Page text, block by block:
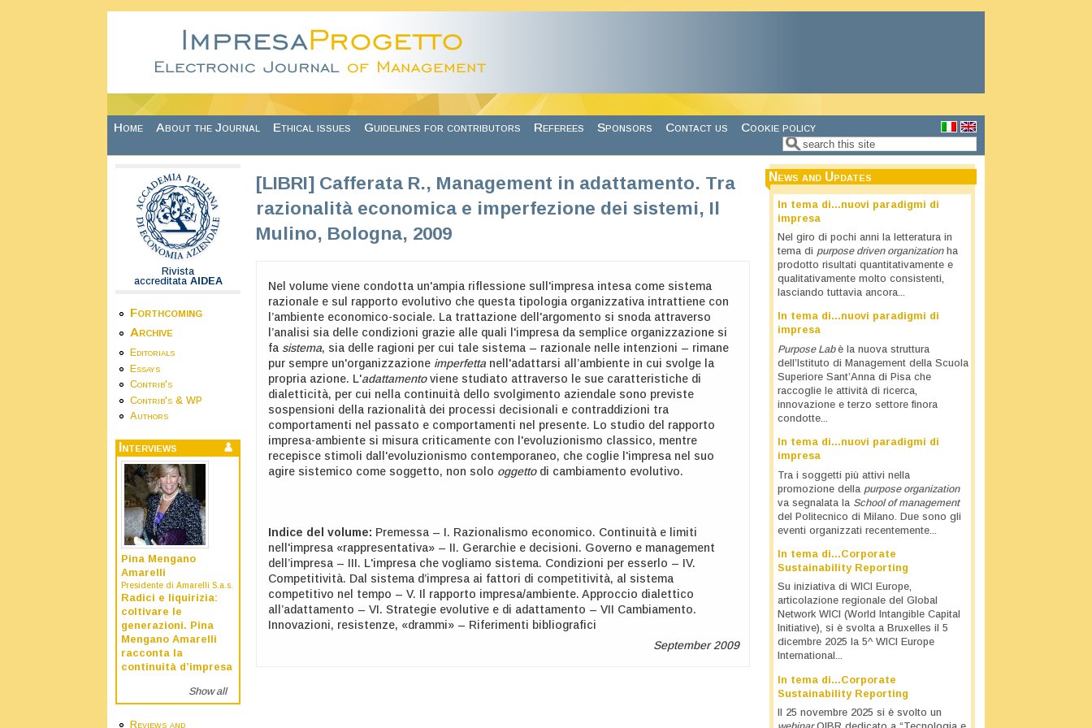
Home About the Journal Ethical issues Guidelines for contributors Referees Sponsors Contact us Cookie policy
Search form
Search
Rivista
accreditata AIDEA
Forthcoming
Archive
Editorials
Essays
Contrib's
Contrib's & WP
Authors
Interviews
Pina Mengano
Amarelli
Presidente di Amarelli S.a.s.
Radici e liquirizia:
coltivare le
generazioni. Pina
Mengano Amarelli
racconta la
continuità d’impresa
Show all
Reviews and
[LIBRI] Cafferata R., Management in adattamento. Tra
razionalità economica e imperfezione dei sistemi, Il
Mulino, Bologna, 2009
Nel volume viene condotta un'ampia riflessione sull'impresa intesa come sistema
razionale e sul rapporto evolutivo che questa tipologia organizzativa intrattiene con
l’ambiente economico-sociale. La trattazione dell'argomento si snoda attraverso
l’analisi sia delle condizioni grazie alle quali l'impresa da semplice organizzazione si
fa sistema, sia delle ragioni per cui tale sistema – razionale nelle intenzioni – rimane
pur sempre un'organizzazione imperfetta nell'adattarsi all’ambiente in cui svolge la
propria azione. L'adattamentoviene studiato attraverso le sue caratteristiche di
dialetticità, per cui nella continuità dello svolgimento aziendale sono previste
sospensioni della razionalità dei processi decisionali e contraddizioni tra
comportamenti nel passato e comportamenti nel presente. Lo studio del rapporto
impresa-ambiente si misura criticamente con l'evoluzionismo classico, mentre
recepisce stimoli dall'evoluzionismo contemporaneo, che coglie l'impresa nel suo
agire sistemico come soggetto, non solo oggettodi cambiamento evolutivo.
Indice del volume: Premessa – I. Razionalismo economico. Continuità e limiti
nell'impresa «rappresentativa» – II. Gerarchie e decisioni. Governo e management
dell’impresa – III. L'impresa che vogliamo sistema. Condizioni per esserlo – IV.
Competitività. Dal sistema d’impresa ai fattori di competitività, al sistema
competitivo nel tempo – V. Il rapporto impresa/ambiente. Approccio dialettico
all’adattamento – VI. Strategie evolutive e di adattamento – VII Cambiamento.
Innovazioni, resistenze, «drammi» – Riferimenti bibliografici
September 2009
News and Updates
In tema di…nuovi paradigmi di
impresa
Nel giro di pochi anni la letteratura in
tema di purpose driven organizationha
prodotto risultati quantitativamente e
qualitativamente molto consistenti,
lasciando tuttavia ancora...
In tema di…nuovi paradigmi di
impresa
Purpose Labè la nuova struttura
dell’Istituto di Management della Scuola
Superiore Sant’Anna di Pisa che
raccoglie le attività di ricerca,
innovazione e terzo settore finora
condotte...
In tema di…nuovi paradigmi di
impresa
Tra i soggetti più attivi nella
promozione della purpose organization
va segnalata la School of management
del Politecnico di Milano. Due sono gli
eventi organizzati recentemente...
In tema di…Corporate
Sustainability Reporting
Su iniziativa di WICI Europe,
articolazione regionale del Global
Network WICI (World Intangible Capital
Initiative), si è svolta a Bruxelles il 5
dicembre 2025 la 5^ WICI Europe
International...
In tema di…Corporate
Sustainability Reporting
Il 25 novembre 2025 si è svolto un